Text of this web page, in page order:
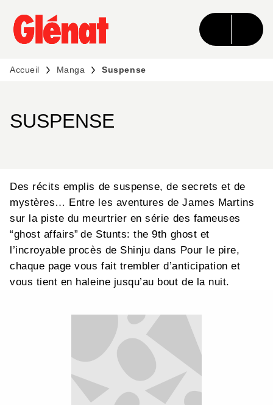
MENU RECHERCHE CONTENU
PIED DE PAGE
Accueil Manga Suspense
SUSPENSE
Des récits emplis de suspense, de secrets et de
mystères… Entre les aventures de James Martins
sur la piste du meurtrier en série des fameuses
“ghost affairs” de Stunts: the 9th ghost et
l’incroyable procès de Shinju dans Pour le pire,
chaque page vous fait trembler d’anticipation et
vous tient en haleine jusqu’au bout de la nuit.